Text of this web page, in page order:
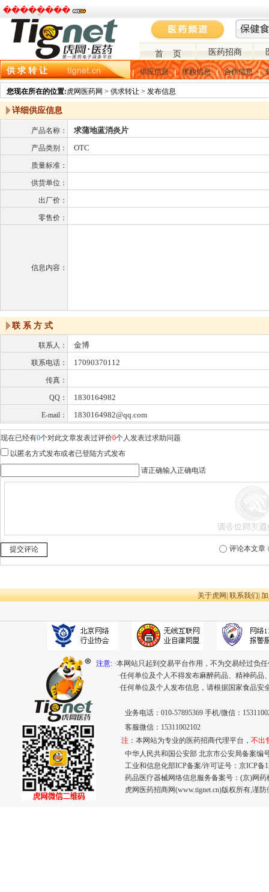
�����ֻ���
首 页 医药招商
供 求 转 让 供应信息 求购信息 合作信息
您现在所在的位置:虎网医药网 > 供求转让 > 发布信息
详细供应信息
产品名称： 求蒲地蓝消炎片
产品类别： OTC
质量标准：
供货单位：
出厂价：
零售价：
信息内容：
联 系 方 式
联系人： 金博
联系电话： 17090370112
传真：
QQ： 1830164982
E-mail： 1830164982@qq.com
现在已经有0个对此文章发表过评价0个人发表过求助问题
以匿名方式发布或者已登陆方式发布
请正确输入正确电话
提交评论 评论本文章
关于虎网|联系我们|
注意: ·本网站只起到交易平台作用，不为交易经过负
·任何单位及个人不得发布麻醉药品、精神药
·任何单位及个人发布信息，请根据国家食品
业务电话：010-57895369 手机/微信：
客服微信：15311002102
注 ：本网站为专业的医药招商代理平台， 不出
中华人民共和国公安部 北京市公安局备案编
工业和信息化部ICP备案/许可证号： 京ICP备
药品医疗器械网络信息服务备案号：(京)网药
虎网医药招商网(www.tignet.cn)版权所有,谨防